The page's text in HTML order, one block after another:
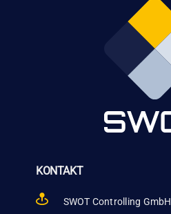
KONTAKT
SWOT Controlling GmbH